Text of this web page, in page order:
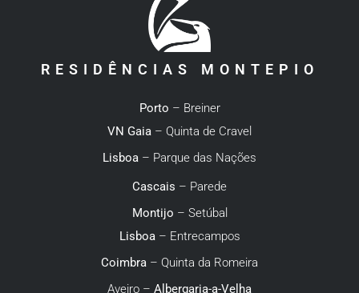
RESIDÊNCIAS MONTEPIO
Porto – Breiner
VN Gaia– Quinta de Cravel
Lisboa – Parque das Nações
Cascais – Parede
Montijo – Setúbal
Lisboa – Entrecampos
Coimbra – Quinta da Romeira
Aveiro – Albergaria-a-Velha